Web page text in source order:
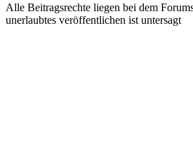
Alle Beitragsrechte liegen bei dem
unerlaubtes veröffentlichen ist untersagt